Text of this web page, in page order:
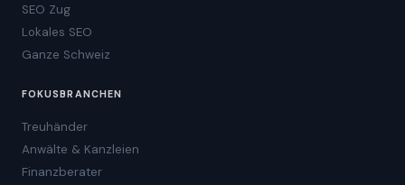
SEO Zug
Lokales SEO
Ganze Schweiz
FOKUSBRANCHEN
Treuhänder
Anwälte & Kanzleien
Finanzberater